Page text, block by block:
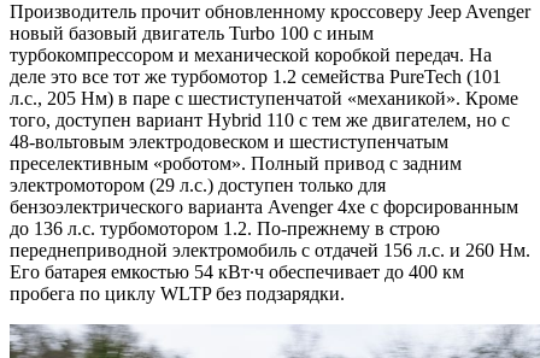
Производитель прочит обновленному кроссоверу Jeep Avenger
новый базовый двигатель Turbo 100 с иным
турбокомпрессором и механической коробкой передач. На
деле это все тот же турбомотор 1.2 семейства PureTech (101
л.с., 205 Нм) в паре с шестиступенчатой «механикой». Кроме
того, доступен вариант Hybrid 110 с тем же двигателем, но с
48-вольтовым электродовеском и шестиступенчатым
преселективным «роботом». Полный привод с задним
электромотором (29 л.с.) доступен только для
бензоэлектрического варианта Avenger 4xe с форсированным
до 136 л.с. турбомотором 1.2. По-прежнему в строю
переднеприводной электромобиль с отдачей 156 л.с. и 260 Нм.
Его батарея емкостью 54 кВт∙ч обеспечивает до 400 км
пробега по циклу WLTP без подзарядки.